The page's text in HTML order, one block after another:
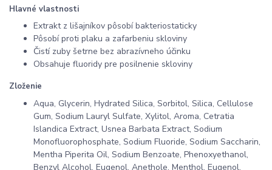
Hlavné vlastnosti
Extrakt z lišajníkov pôsobí bakteriostaticky
Pôsobí proti plaku a zafarbeniu skloviny
Čistí zuby šetrne bez abrazívneho účinku
Obsahuje fluoridy pre posilnenie skloviny
Zloženie
Aqua, Glycerin, Hydrated Silica, Sorbitol, Silica, Cellulose
Gum, Sodium Lauryl Sulfate, Xylitol, Aroma, Cetratia
Islandica Extract, Usnea Barbata Extract, Sodium
Monofluorophosphate, Sodium Fluoride, Sodium Saccharin,
Mentha Piperita Oil, Sodium Benzoate, Phenoxyethanol,
Benzyl Alcohol, Eugenol, Anethole, Menthol, Eugenol,